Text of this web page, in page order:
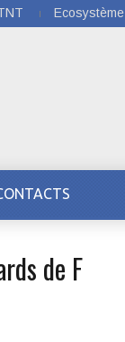
Ecosystème
de F